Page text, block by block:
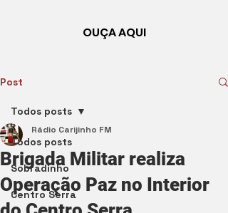
OUÇA AQUI
Post
Todos posts
Sobradinho
Centro Serra
Todos posts
Brigada Militar realiza
Operação Paz no Interior
Rádio Carijinho FM